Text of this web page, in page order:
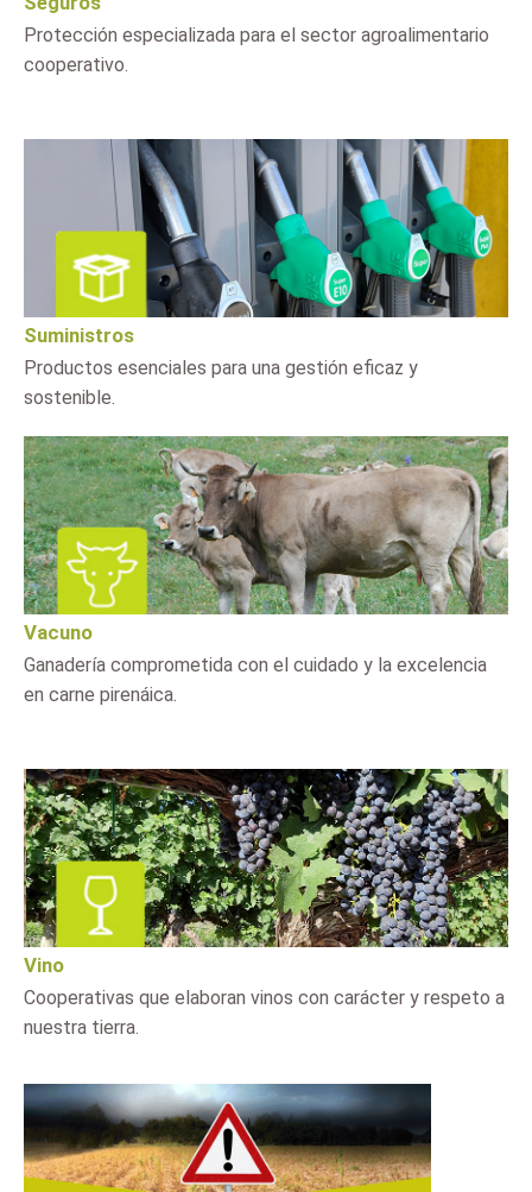
Protección especializada para el sector agroalimentario
cooperativo.
Suministros
Productos esenciales para una gestión eficaz y
sostenible.
Vacuno
Ganadería comprometida con el cuidado y la excelencia
en carne pirenáica.
Vino
Cooperativas que elaboran vinos con carácter y respeto a
nuestra tierra.